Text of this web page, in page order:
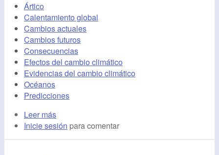
Ártico
Calentamiento global
Cambios actuales
Cambios futuros
Consecuencias
Efectos del cambio climático
Evidencias del cambio climático
Océanos
Predicciones
Leer más
Inicie sesión para comentar